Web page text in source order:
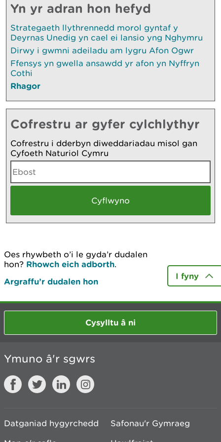
Yn yr adran hon hefyd
Strategaeth llythrennedd morol gyntaf y
Deyrnas Unedig yn cael ei lansio yng Nghymru
Dirwy i gwmni adeiladu am lygru Afon Ogwr
Ffensys yn gwella ansawdd yr afon yn Nyffryn
Cothi
Rhagor
Cofrestru ar gyfer cylchlythyr
Cofrestru i dderbyn diweddariadau misol gan
Cyfoeth Naturiol Cymru
Oes rhywbeth o’i le gyda’r dudalen
hon? Rhowch eich adborth.
Argraffu’r dudalen hon
I fyny
Cysylltu â ni
Ymuno â'r sgwrs
Datganiad hygyrchedd
Safonau'r Gymraeg